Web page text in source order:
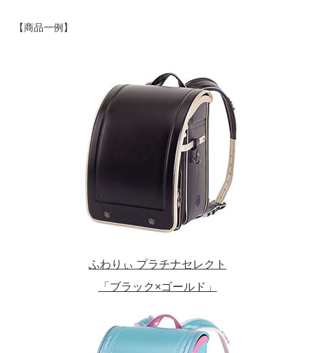
【商品一例】
ふわりぃ プラチナセレクト
「ブラック×ゴールド」